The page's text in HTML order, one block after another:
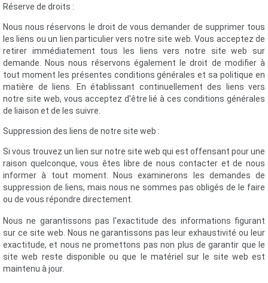
Réserve de droits :
Nous nous réservons le droit de vous demander de supprimer tous
les liens ou un lien particulier vers notre site web. Vous acceptez de
retirer immédiatement tous les liens vers notre site web sur
demande. Nous nous réservons également le droit de modifier à
tout moment les présentes conditions générales et sa politique en
matière de liens. En établissant continuellement des liens vers
notre site web, vous acceptez d'être lié à ces conditions générales
de liaison et de les suivre.
Suppression des liens de notre site web :
Si vous trouvez un lien sur notre site web qui est offensant pour une
raison quelconque, vous êtes libre de nous contacter et de nous
informer à tout moment. Nous examinerons les demandes de
suppression de liens, mais nous ne sommes pas obligés de le faire
ou de vous répondre directement.
Nous ne garantissons pas l'exactitude des informations figurant
sur ce site web. Nous ne garantissons pas leur exhaustivité ou leur
exactitude, et nous ne promettons pas non plus de garantir que le
site web reste disponible ou que le matériel sur le site web est
maintenu à jour.